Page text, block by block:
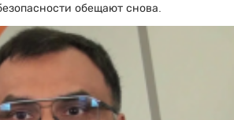
обещают снова.